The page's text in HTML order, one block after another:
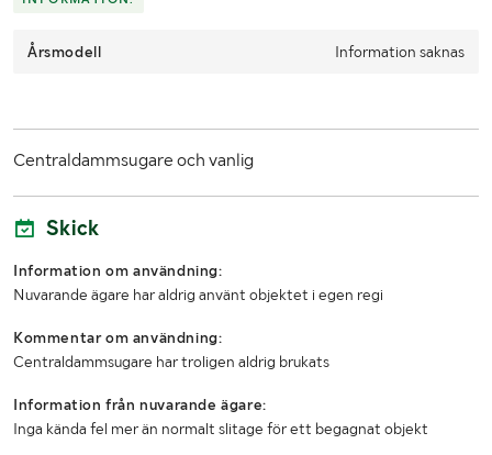
Årsmodell Information saknas
Centraldammsugare och vanlig
Skick
Information om användning:
Nuvarande ägare har aldrig använt objektet i egen regi
Kommentar om användning:
Centraldammsugare har troligen aldrig brukats
Information från nuvarande ägare:
Inga kända fel mer än normalt slitage för ett begagnat objekt